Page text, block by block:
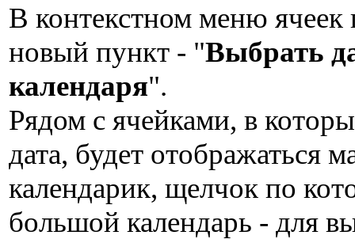
В контекстном меню ячеек
новый пункт - "Выбрать
календаря".
Рядом с ячейками, в
дата, будет отображаться
календарик, щелчок по
большой календарь - для